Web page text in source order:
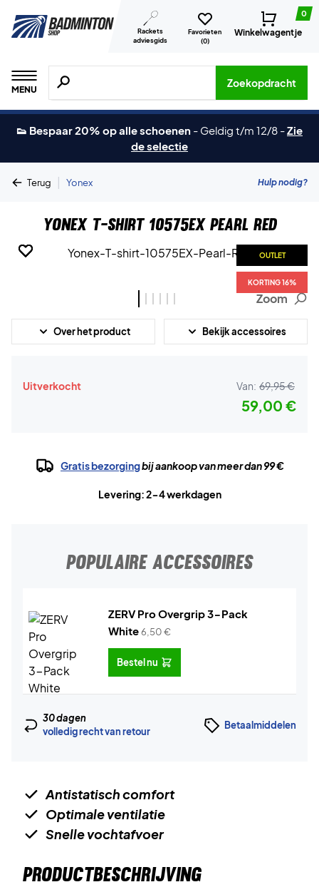
Rackets
adviesgids
Favorieten
(0)
0
Winkelwagentje
MENU
Zoeken naar producten, merken etc.
Zoekopdracht
👟 Bespaar 20% op alle schoenen - Geldig t/m 12/8 -Zie
de selectie
Terug | Yonex Hulp nodig?
Yonex T-shirt 10575EX Pearl Red
OUTLET
KORTING 16%
OUTLET
KORTING 16%
OUTLET
KORTING 16%
OUTLET
KORTING 16%
OUTLET
KORTING 16%
OUTLET
KORTING 16%
Zoom
Over het product Bekijk accessoires
Uitverkocht Van: 69,95 €
59,00 €
Gratis bezorgingbij aankoop van meer dan 99 €
Levering: 2-4 werkdagen
POPULAIRE ACCESSOIRES
ZERV Pro Overgrip 3-Pack
White6,50€
Bestel nu
30 dagen
volledig recht van retour
Betaalmiddelen
Antistatisch comfort
Optimale ventilatie
Snelle vochtafvoer
PRODUCTBESCHRIJVING